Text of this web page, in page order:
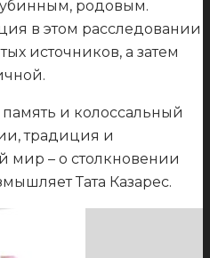
родовым.
в этом расследовании
источников, а затем
и колоссальный
традиция и
– о столкновении
Тата Казарес.